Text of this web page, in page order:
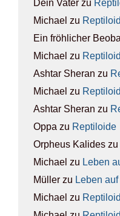
Dein Vater zu
Michael zu
Ein fröhlicher
Michael zu
Ashtar Sheran zu
Michael zu
Ashtar Sheran zu
Oppa zu Rep­ti­lo­ide
Orpheus Kalides zu
Michael zu Leben
Müller zu Leben
Michael zu